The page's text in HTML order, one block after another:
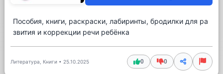
Пособия, книги, раскраски, лабиринты, бродилки для ра
звития и коррекции речи ребёнка
Литература, Книги • 25.10.2025 0 0